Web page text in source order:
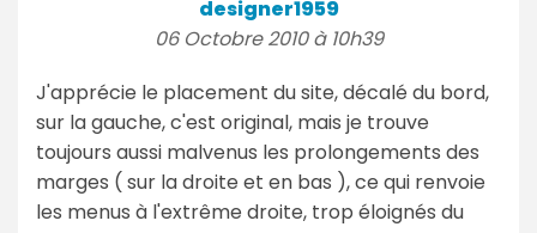
designer1959
06 Octobre 2010 à 10h39
J'apprécie le placement du site, décalé du bord,
sur la gauche, c'est original, mais je trouve
toujours aussi malvenus les prolongements des
marges ( sur la droite et en bas ), ce qui renvoie
les menus à l'extrême droite, trop éloignés du